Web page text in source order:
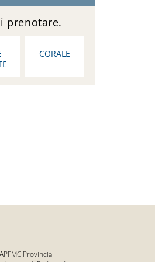
prenotare.
CORALE
Provincia